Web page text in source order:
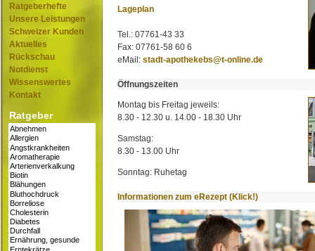
Ratgeberhefte
Unsere Leistungen
Schweizer Kunden
Aktuelles
Rückschau
Notdienst
Wissenswertes
Kontakt
Ratgeber
Lageplan
Tel.: 07761-43 33
Fax: 07761-58 60 6
eMail: stadt-apothekebs@t-online.de
Öffnungszeiten
Montag bis Freitag jeweils:
8.30 - 12.30 u. 14.00 - 18.30 Uhr
Samstag:
8.30 - 13.00 Uhr
Sonntag: Ruhetag
Informationen zum eRezept (Klick!)